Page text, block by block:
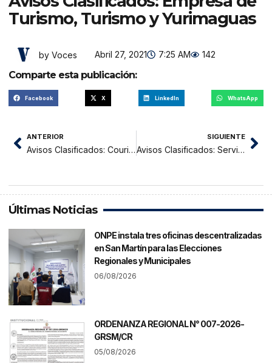
Turismo, Turismo y Yurimaguas
by Voces Abril 27, 2021 7:25 AM 142
Comparte esta publicación:
Facebook X LinkedIn WhatsApp
ANTERIOR
Avisos Clasificados: Courier San Martin
SIGUIENTE
Avisos Clasificados: Servicios de Transportes Villa Bellavista
Últimas Noticias
ONPE instala tres oficinas descentralizadas
en San Martín para las Elecciones
Regionales y Municipales
06/08/2026
ORDENANZA REGIONAL N° 007-2026-
GRSM/CR
05/08/2026